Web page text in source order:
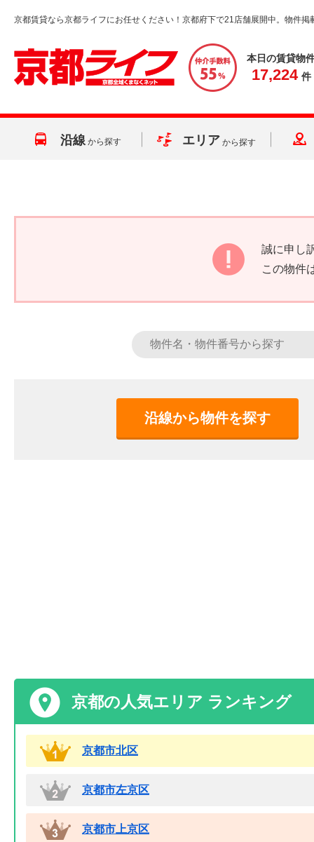
京都賃貸なら京都ライフにお任せください！京都府下で21店舗展開中。物件掲
本日の賃貸物
17,224 件
沿線 から探す エリア から探す
誠に申し
この物件
沿線から物件を探す
京都の人気エリア ランキング
京都市北区
京都市左京区
京都市上京区